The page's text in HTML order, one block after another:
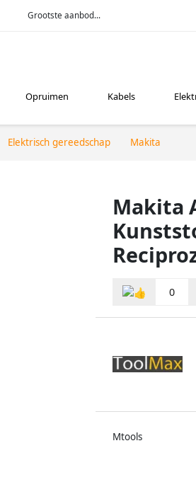
Grootste aanbod...
Opruimen Kabels
Elektrisch gereedschap Makita
Makita
0
Mtools